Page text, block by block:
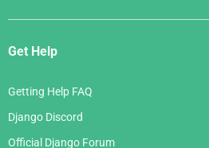
Get Help
Getting Help FAQ
Django Discord
Official Django Forum